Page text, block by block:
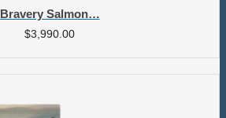
Bravery Salmon…
$3,990.00